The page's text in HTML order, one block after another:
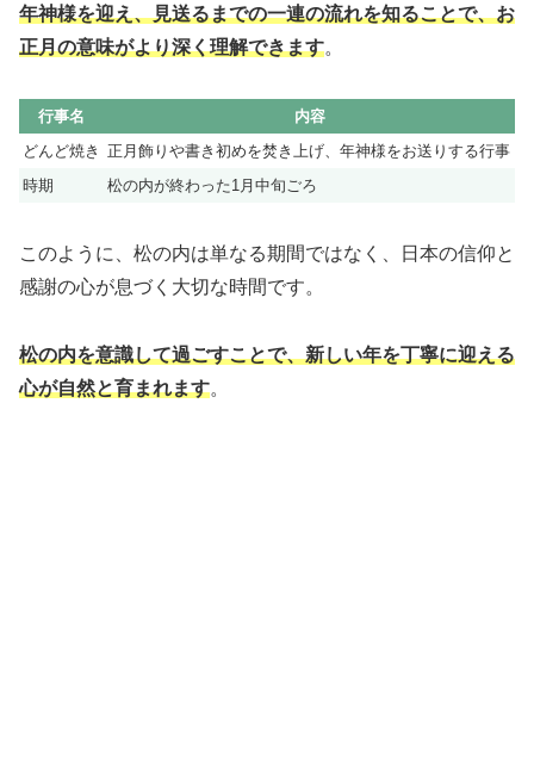
年神様を迎え、見送るまでの一連の流れを知ることで、お
正月の意味がより深く理解できます。
行事名
内容
どんど焼き 正月飾りや書き初めを焚き上げ、年神様をお送りする行事
時期
松の内が終わった1月中旬ごろ
このように、松の内は単なる期間ではなく、日本の信仰と
感謝の心が息づく大切な時間です。
松の内を意識して過ごすことで、新しい年を丁寧に迎える
心が自然と育まれます。